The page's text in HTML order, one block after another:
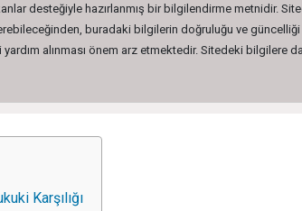
desteğiyle hazırlanmış bir bilgilendirme metnidir.
buradaki bilgilerin doğruluğu ve
yardım alınması önem arz etmektedir. Sitedeki bilgilere
Karşılığı